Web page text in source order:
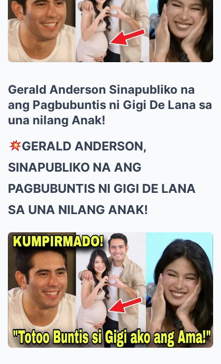
Gerald Anderson SinapubIiko na
ang Pagbubuntis ni Gigi De Lana sa
una nilang Anak!
GERALD ANDERSON,
SINAPUBLIKO NA ANG
PAGBUBUNTIS NI GIGI DE LANA
SA UNA NILANG ANAK!